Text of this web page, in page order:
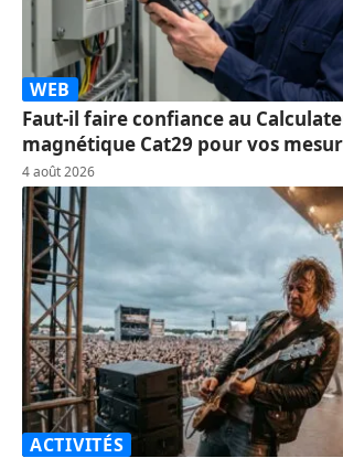
WEB
Faut-il faire confiance au
magnétique Cat29 pour vos
4 août 2026
ACTIVITÉS